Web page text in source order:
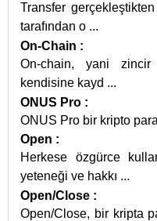
Transfer
tarafından o ...
On-Chain :
On-chain, yani
kendisine kayd ...
ONUS Pro :
ONUS Pro bir kripto para
Open :
Herkese özgürce
yeteneği ve hakkı ...
Open/Close :
Open/Close, bir kripta